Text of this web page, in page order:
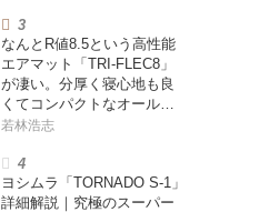
なんとR値8.5という高性能
エアマット「TRI-FLEC8」
が凄い。分厚く寝心地も良
くてコンパクトなオールシ
ーズン対応マットを試して
ー・カブカブ・ダイアリー
ズ Vol.385〉
若林浩志
ヨシムラ「TORNADO S-1」
詳細解説｜究極のスーパー